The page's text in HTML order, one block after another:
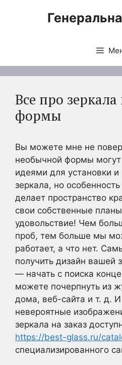
Все про
формы
Вы можете мне не
необычной формы
идеями для установки
зеркала, но
делает пространство
свои собственные
удовольствие! Чем
проб, тем больше мы
работает, а что нет.
получить дизайн вашей
— начать с поиска
можете почерпнуть из
дома, веб-сайта и т. д. И
невероятные
зеркала на заказ
https://best-glass.ru/
специализированного